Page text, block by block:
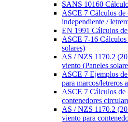
SANS 10160
ASCE 7 Cálculos de
independiente /
EN 1991 Cálculos
ASCE 7-16 Cálculos
solares)
AS / NZS 1170.2
viento (Paneles
ASCE 7 Ejemplos
para marcos/letreros
ASCE 7 Cálculos de
contenedores
AS / NZS 1170.2
viento para